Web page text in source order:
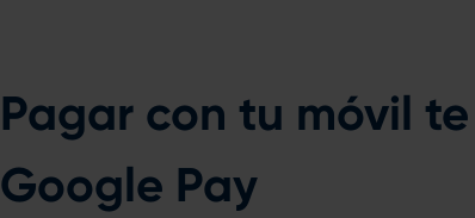
Pagar con tu móvil
Google Pay